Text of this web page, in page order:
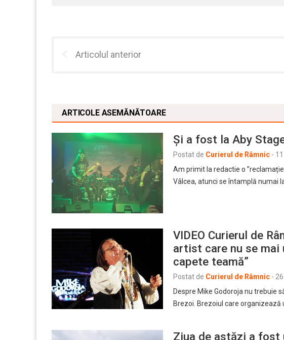
Articolul anterior
ARTICOLE ASEMĂNĂTOARE
Și a fost la Aby
Postat de Curierul de Râmnic -
Am primit la redactie o
Vâlcea, atunci se întamplă numai
VIDEO Curierul de
artist care nu se mai
capete teamă”
Postat de Curierul de Râmnic -
Despre Mike Godoroja nu trebuie
Brezoi. Brezoiul care organizează
Ziua de astăzi a fost